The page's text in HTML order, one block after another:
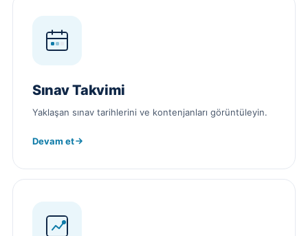
Sınav Takvimi
Yaklaşan sınav tarihlerini ve kontenjanları görüntüleyin.
Devam et